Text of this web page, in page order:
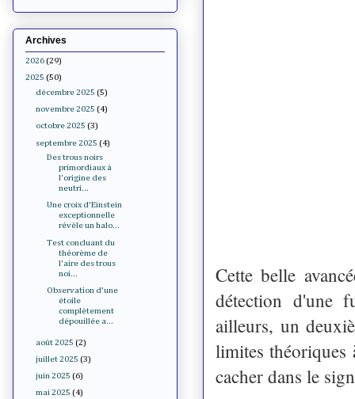
Cette belle
détection d'une
ailleurs, un
limites
cacher dans le
Archives
2026 (29)
2025 (50)
décembre 2025 (5)
novembre 2025 (4)
octobre 2025 (3)
septembre 2025 (4)
Des trous noirs
primordiaux à
l'origine des
neutri...
Une croix d'Einstein
exceptionnelle
révèle un halo...
Test concluant du
théorème de
l'aire des trous
noi...
Observation d'une
étoile
complètement
dépouillée a...
août 2025 (2)
juillet 2025 (3)
juin 2025 (6)
mai 2025 (4)